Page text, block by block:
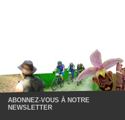
ABONNEZ-VOUS À NOTRE
NEWSLETTER